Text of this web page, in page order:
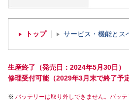
トップ サービス・機能とス
生産終了（発売日：2024年5月30日）
修理受付可能（2029年3月末で終了予定
バッテリーは取り外しできません。バッ